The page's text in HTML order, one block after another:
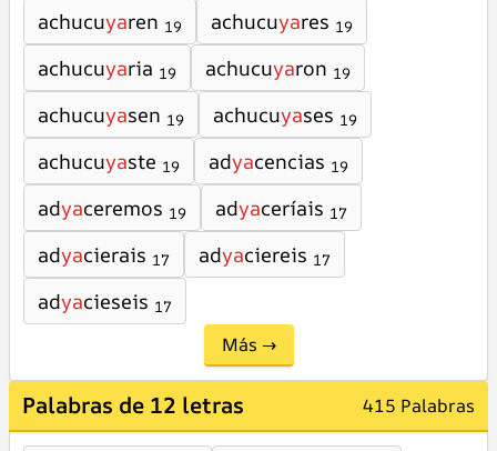
achucuyaren 19 achucuyares 19
achucuyaria 19 achucuyaron 19
achucuyasen 19 achucuyases 19
achucuyaste 19 adyacencias 19
adyaceremos 19 adyaceríais 17
adyacierais 17 adyaciereis 17
adyacieseis 17
Más →
Palabras de 12 letras 415 Palabras